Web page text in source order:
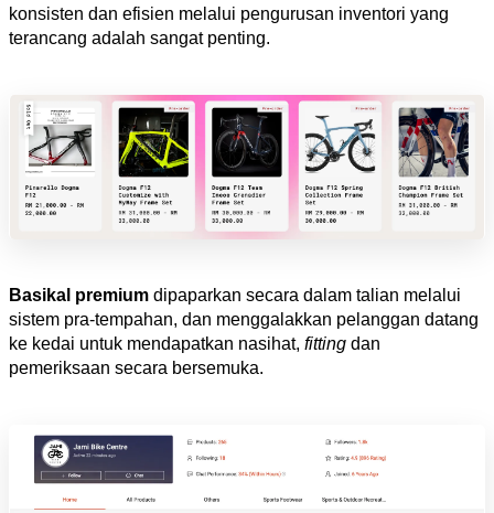
konsisten dan efisien melalui pengurusan inventori yang
terancang adalah sangat penting.
Basikal premium dipaparkan secara dalam talian melalui
sistem pra-tempahan, dan menggalakkan pelanggan datang
ke kedai untuk mendapatkan nasihat, fitting dan
pemeriksaan secara bersemuka.